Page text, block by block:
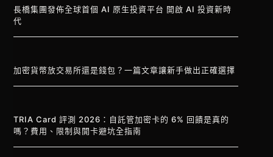
長橋集團發佈全球首個 AI 原生投資平台 開啟 AI 投資新時
代
加密貨幣放交易所還是錢包？一篇文章讓新手做出正確選擇
TRIA Card 評測 2026：自託管加密卡的 6% 回饋是真的
嗎？費用、限制與開卡避坑全指南